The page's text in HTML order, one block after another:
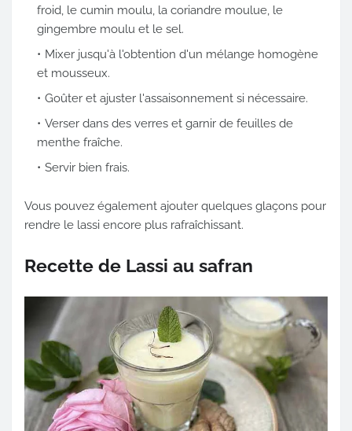
froid, le cumin moulu, la coriandre moulue, le
gingembre moulu et le sel.
Mixer jusqu'à l'obtention d'un mélange homogène
et mousseux.
Goûter et ajuster l'assaisonnement si nécessaire.
Verser dans des verres et garnir de feuilles de
menthe fraîche.
Servir bien frais.
Vous pouvez également ajouter quelques glaçons pour
rendre le lassi encore plus rafraîchissant.
Recette de Lassi au safran